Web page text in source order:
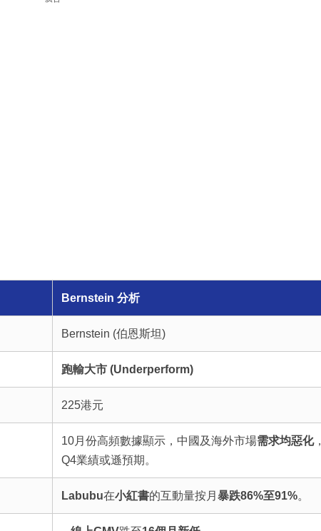
Bernstein 分析
Bernstein (伯恩斯坦)
跑輸大市 (Underperform)
225港元
10月份高頻數據顯示，中國及海外市場需求均惡化，
Q4業績或遜預期。
Labubu在小紅書的互動量按月 暴跌86%至91%。